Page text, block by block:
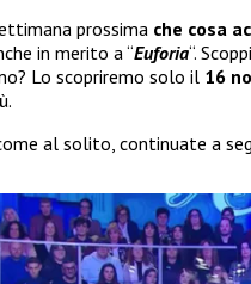
prossima che cosa
in merito a “Euforia“.
Lo scopriremo solo il 16
al solito, continuate a